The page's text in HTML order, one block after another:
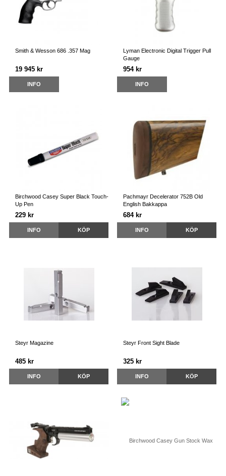
Smith & Wesson 686 .357 Mag
19 945 kr
INFO
Lyman Electronic Digital Trigger Pull
Gauge
954 kr
INFO
Birchwood Casey Super Black Touch-
Up Pen
229 kr
INFO KÖP
Pachmayr Decelerator 752B Old
English Bakkappa
684 kr
INFO KÖP
Steyr Magazine
485 kr
INFO KÖP
Steyr Front Sight Blade
325 kr
INFO KÖP